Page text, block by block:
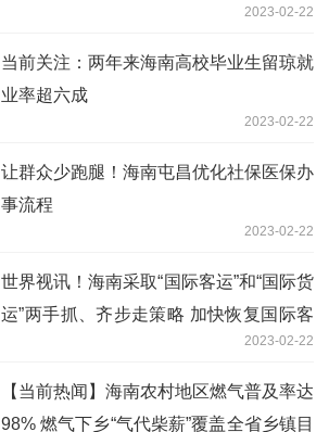
2023-02-22
当前关注：两年来海南高校毕业生留琼就
业率超六成
2023-02-22
让群众少跑腿！海南屯昌优化社保医保办
事流程
2023-02-22
世界视讯！海南采取“国际客运”和“国际货
运”两手抓、齐步走策略 加快恢复国际客
2023-02-22
【当前热闻】海南农村地区燃气普及率达
98% 燃气下乡“气代柴薪”覆盖全省乡镇目